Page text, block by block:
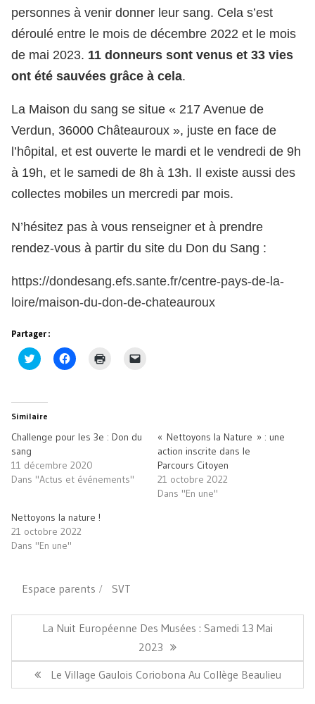
personnes à venir donner leur sang. Cela s’est
déroulé entre le mois de décembre 2022 et le mois
de mai 2023. 11 donneurs sont venus et 33 vies
ont été sauvées grâce à cela.
La Maison du sang se situe « 217 Avenue de
Verdun, 36000 Châteauroux », juste en face de
l’hôpital, et est ouverte le mardi et le vendredi de 9h
à 19h, et le samedi de 8h à 13h. Il existe aussi des
collectes mobiles un mercredi par mois.
N’hésitez pas à vous renseigner et à prendre
rendez-vous à partir du site du Don du Sang :
https://dondesang.efs.sante.fr/centre-pays-de-la-
loire/maison-du-don-de-chateauroux
Partager :
Cliquez
pour
dans
une
nouvelle
Cliquez
pour
Cliquer
ami(ouvre
dans
nouvelle
fenêtre)
Similaire
Challenge pour les 3e : Don du
sang
11 décembre 2020
Dans "Actus et événements"
« Nettoyons la Nature » : une
action inscrite dans le
Parcours Citoyen
21 octobre 2022
Dans "En une"
Nettoyons la nature !
21 octobre 2022
Dans "En une"
Espace parents SVT
Navigation
Article
La Nuit Européenne Des Musées : Samedi 13 Mai
2023
Article
Suivant:
Le Village Gaulois Coriobona Au Collège Beaulieu